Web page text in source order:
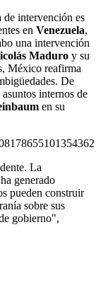
intervención es
en Venezuela,
una intervención
Maduro y su
México reafirma
De
internos de
en su
La
generado
pueden construir
sobre sus
gobierno",